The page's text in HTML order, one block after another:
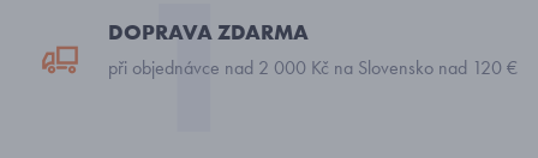
DOPRAVA ZDARMA
při objednávce nad 2 000 Kč na Slovensko nad 120 €